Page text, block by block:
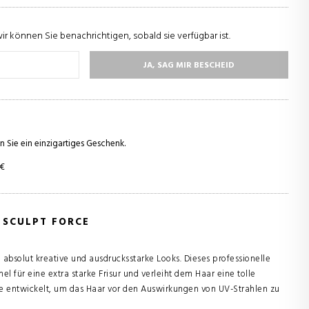
können Sie benachrichtigen, sobald sie verfügbar ist.
JA, SAG MIR BESCHEID
ein einzigartiges Geschenk.
FORCE
kreative und ausdrucksstarke Looks. Dieses professionelle
für eine extra starke Frisur und verleiht dem Haar eine tolle
um das Haar vor den Auswirkungen von UV-Strahlen zu